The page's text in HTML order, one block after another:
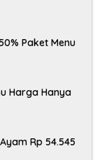
Paket Menu
Harga Hanya
Rp 54.545